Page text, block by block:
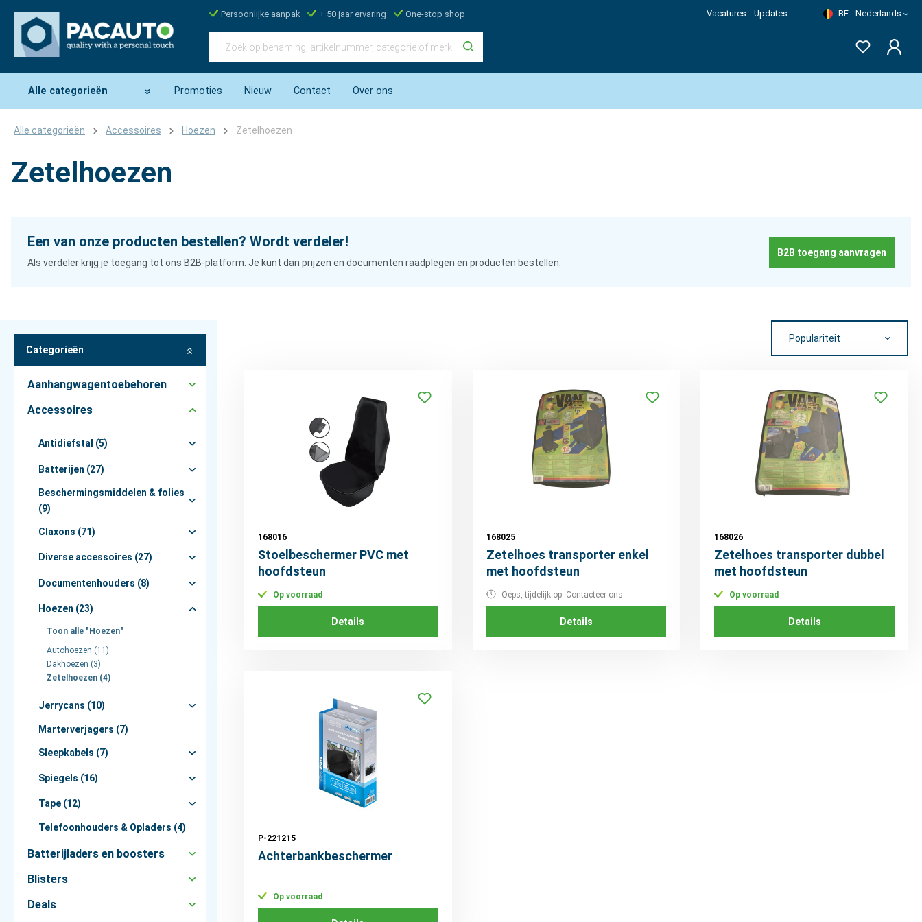
Persoonlijke aanpak + 50 jaar ervaring One-stop shop Vacatures Updates BE - Nederlands
Alle categorieën Promoties Nieuw Contact Over ons
Alle categorieën Accessoires Hoezen Zetelhoezen
Zetelhoezen
Een van onze producten bestellen? Wordt verdeler!
Als verdeler krijg je toegang tot ons B2B-platform. Je kunt dan prijzen en documenten raadplegen en producten bestellen.
B2B toegang aanvragen
Categorieën
Aanhangwagentoebehoren
Accessoires
Antidiefstal (5)
Batterijen (27)
Beschermingsmiddelen & folies
(9)
Claxons (71)
Diverse accessoires (27)
Documentenhouders (8)
Hoezen (23)
Toon alle "Hoezen"
Autohoezen (11)
Dakhoezen (3)
Zetelhoezen (4)
Jerrycans (10)
Marterverjagers (7)
Sleepkabels (7)
Spiegels (16)
Tape (12)
Telefoonhouders & Opladers (4)
Batterijladers en boosters
Blisters
Deals
168016
Stoelbeschermer PVC met
hoofdsteun
Op voorraad
Details
168025
Zetelhoes transporter enkel
met hoofdsteun
Oeps, tijdelijk op. Contacteer ons.
Details
168026
Zetelhoes transporter dubbel
met hoofdsteun
Op voorraad
Details
P-221215
Achterbankbeschermer
Op voorraad